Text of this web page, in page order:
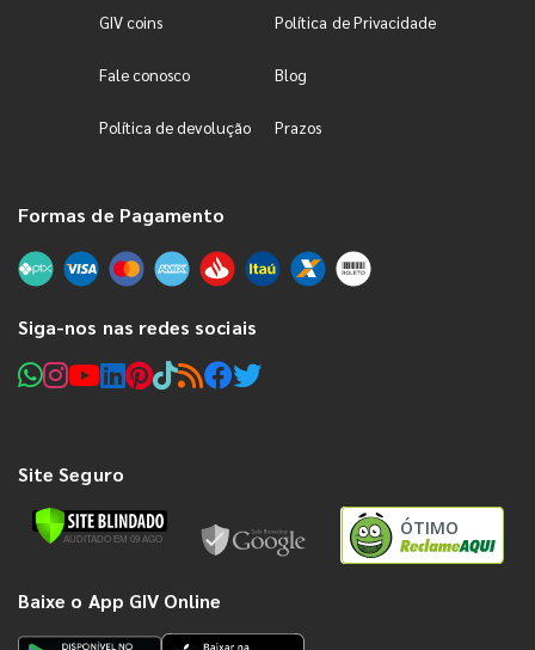
GIV coins Política de Privacidade
Fale conosco Blog
Política de devolução Prazos
Formas de Pagamento
Siga-nos nas redes sociais
Site Seguro
ÓTIMO
Baixe o App GIV Online